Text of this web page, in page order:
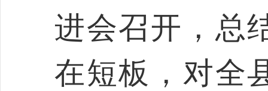
进会召开，总
在短板，对全